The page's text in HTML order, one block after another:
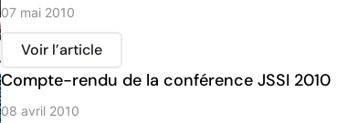
07 mai 2010
Voir l’article
Compte-rendu de la conférence JSSI 2010
08 avril 2010